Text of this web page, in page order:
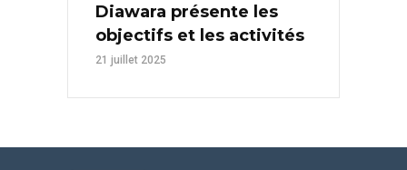
Diawara présente les
objectifs et les activités
21 juillet 2025